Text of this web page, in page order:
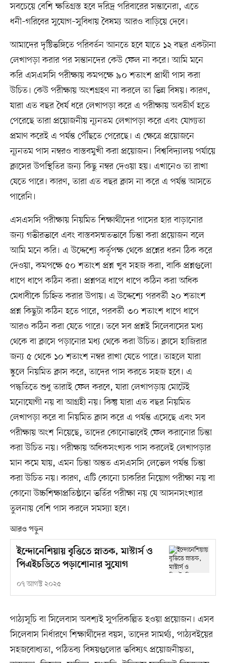
সবচেয়ে বেশি ক্ষতিগ্রস্ত হবে দরিদ্র পরিবারের সন্তানেরা, এতে
ধনী–গরিবের সুযোগ–সুবিধায় বৈষম্য আরও বাড়িয়ে দেবে।
আমাদের দৃষ্টিভঙ্গিতে পরিবর্তন আনতে হবে যাতে ১২ বছর একটানা
লেখাপড়া করার পর সন্তানদের কেউ ফেল না করে। আমি মনে
করি এসএসসি পরীক্ষায় কমপক্ষে ৯০ শতাংশ প্রার্থী পাস করা
উচিত। কেউ পরীক্ষায় অংশগ্রহণ না করলে তা ভিন্ন বিষয়। কারণ,
যারা এত বছর ধৈর্য ধরে লেখাপড়া করে এ পরীক্ষায় অবতীর্ণ হতে
পেরেছে তারা প্রয়োজনীয় ন্যূনতম লেখাপড়া করে এবং যোগ্যতা
প্রমাণ করেই এ পর্যন্ত পৌঁছতে পেরেছে। এ ক্ষেত্রে প্রয়োজনে
ন্যূনতম পাস নম্বরও বাস্তবমুখী করা প্রয়োজন। বিশ্ববিদ্যালয় পর্যায়ে
ক্লাসের উপস্থিতির জন্য কিছু নম্বর দেওয়া হয়। এখানেও তা রাখা
যেতে পারে। কারণ, তারা এত বছর ক্লাস না করে এ পর্যন্ত আসতে
পারেনি।
এসএসসি পরীক্ষায় নিয়মিত শিক্ষার্থীদের পাসের হার বাড়ানোর
জন্য গভীরভাবে এবং বাস্তবসম্মতভাবে চিন্তা করা প্রয়োজন বলে
আমি মনে করি। এ উদ্দেশ্যে কর্তৃপক্ষ থেকে প্রশ্নের ধরন ঠিক করে
দেওয়া, কমপক্ষে ৫০ শতাংশ প্রশ্ন খুব সহজ করা, বাকি প্রশ্নগুলো
ধাপে ধাপে কঠিন করা। প্রশ্নপত্র ধাপে ধাপে কঠিন করা অধিক
মেধাবীকে চিহ্নিত করার উপায়। এ উদ্দেশ্যে পরবর্তী ২০ শতাংশ
প্রশ্ন কিছুটা কঠিন হতে পারে, পরবর্তী ৩০ শতাংশ ধাপে ধাপে
আরও কঠিন করা যেতে পারে। তবে সব প্রশ্নই সিলেবাসের মধ্য
থেকে বা ক্লাসে পড়ানোর মধ্য থেকে করা উচিত। ক্লাসে হাজিরার
জন্য ৫ থেকে ১০ শতাংশ নম্বর রাখা যেতে পারে। তাহলে যারা
স্কুলে নিয়মিত ক্লাস করে, তাদের পাস করতে সহজ হবে। এ
পদ্ধতিতে শুধু তারাই ফেল করবে, যারা লেখাপড়ায় মোটেই
মনোযোগী নয় বা আগ্রহী নয়। কিন্তু যারা এত বছর নিয়মিত
লেখাপড়া করে বা নিয়মিত ক্লাস করে এ পর্যন্ত এসেছে এবং সব
পরীক্ষায় অংশ নিয়েছে, তাদের কোনোভাবেই ফেল করানোর চিন্তা
করা উচিত নয়। পরীক্ষায় অধিকসংখ্যক পাস করলেই লেখাপড়ার
মান কমে যায়, এমন চিন্তা অন্তত এসএসসি লেভেল পর্যন্ত চিন্তা
করা উচিত নয়। কারণ, এটি কোনো চাকরির নিয়োগ পরীক্ষা নয় বা
কোনো উচ্চশিক্ষাপ্রতিষ্ঠানে ভর্তির পরীক্ষা নয় যে আসনসংখ্যার
তুলনায় বেশি পাস করলে সমস্যা হবে।
আরও পড়ুন
ইন্দোনেশিয়ায় বৃত্তিতে স্নাতক, মাস্টার্স ও
পিএইচডিতে পড়াশোনার সুযোগ
০৭ আগস্ট ২০২৫
পাঠ্যসূচি বা সিলেবাস অবশ্যই সুপরিকল্পিত হওয়া প্রয়োজন। এসব
সিলেবাস নির্ধারণে শিক্ষার্থীদের বয়স, তাদের সামর্থ্য, পাঠ্যবইয়ের
সহজবোধ্যতা, পঠিতব্য বিষয়গুলোর ভবিষ্যৎ প্রয়োজনীয়তা,